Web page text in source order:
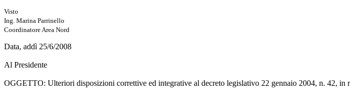
Visto
Ing. Marina Parrinello
Coordinatore Area Nord
Data, addì 25/6/2008
Al Presidente
OGGETTO: Ulteriori disposizioni correttive ed integrative al decreto legislativo 22 gennaio 2004, n. 42, in